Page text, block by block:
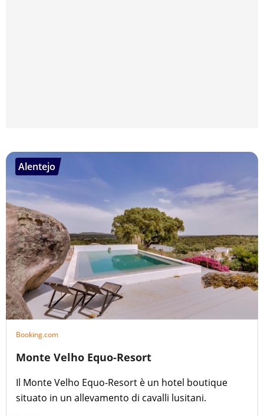
Alentejo
Booking.com
Monte Velho Equo-Resort
Il Monte Velho Equo-Resort è un hotel boutique
situato in un allevamento di cavalli lusitani.